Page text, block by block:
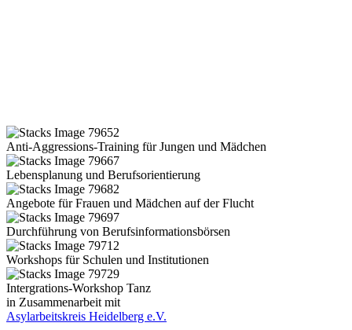
Anti-Aggressions-Training für Jungen und Mädchen
Lebensplanung und Berufsorientierung
Angebote für Frauen und Mädchen auf der Flucht
Durchführung von Berufsinformationsbörsen
Workshops für Schulen und Institutionen
Intergrations-Workshop Tanz
in Zusammenarbeit mit
Asylarbeitskreis Heidelberg e.V.